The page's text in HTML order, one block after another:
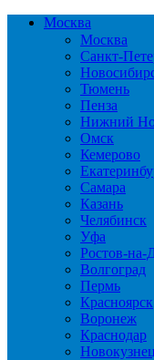
Москва
Москва
Санкт-
Тюмень
Пенза
Нижний
Омск
Кемерово
Самара
Казань
Челябинск
Уфа
Ростов-на-
Волгоград
Пермь
Красноярск
Воронеж
Краснодар